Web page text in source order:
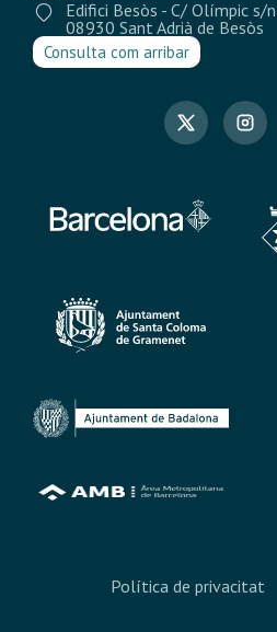
Edifici Besòs - C/ Olímpic s/
08930 Sant Adrià de Besòs
Consulta com arribar
Política de privacitat